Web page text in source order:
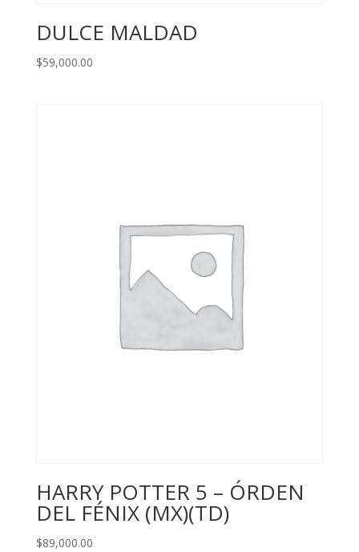
DULCE MALDAD
$59,000.00
HARRY POTTER 5 – ÓRDEN
DEL FÉNIX (MX)(TD)
$89,000.00